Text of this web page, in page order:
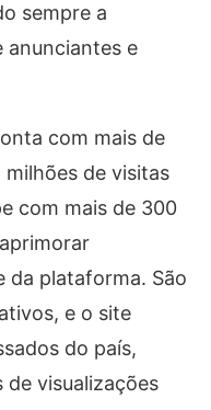
sempre a
anunciantes e
com mais de
de visitas
com mais de 300
da plataforma. São
e o site
do país,
de visualizações